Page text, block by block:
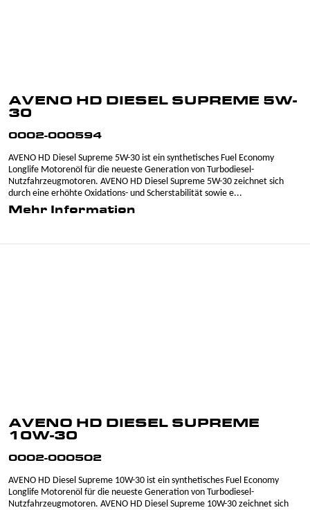
AVENO HD DIESEL SUPREME 5W-
30
0002-000594
AVENO HD Diesel Supreme 5W-30 ist ein synthetisches Fuel Economy
Longlife Motorenöl für die neueste Generation von Turbodiesel-
Nutzfahrzeugmotoren. AVENO HD Diesel Supreme 5W-30 zeichnet sich
durch eine erhöhte Oxidations- und Scherstabilität sowie e...
Mehr Information
AVENO HD DIESEL SUPREME
10W-30
0002-000502
AVENO HD Diesel Supreme 10W-30 ist ein synthetisches Fuel Economy
Longlife Motorenöl für die neueste Generation von Turbodiesel-
Nutzfahrzeugmotoren. AVENO HD Diesel Supreme 10W-30 zeichnet sich